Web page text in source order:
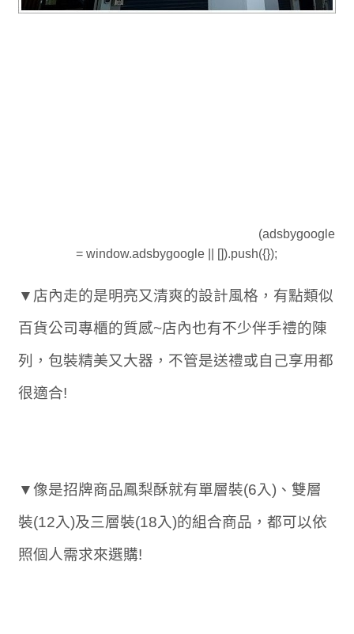
(adsbygoogle
= window.adsbygoogle || []).push({});
▼店內走的是明亮又清爽的設計風格，有點類似
百貨公司專櫃的質感~店內也有不少伴手禮的陳
列，包裝精美又大器，不管是送禮或自己享用都
很適合!
▼像是招牌商品鳳梨酥就有單層裝(6入)、雙層
裝(12入)及三層裝(18入)的組合商品，都可以依
照個人需求來選購!